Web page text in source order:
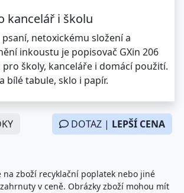
kancelář i školu
netoxickému složení a
inkoustu je popisovač GXin 206
školy, kanceláře i domácí použití.
bílé tabule, sklo i papír.
DOTAZ | LEPŠÍ CENA
na zboží recyklační poplatek nebo jiné
v ceně. Obrázky zboží mohou mít